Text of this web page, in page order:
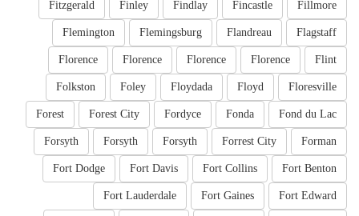
Fillmore
Fincastle
Findlay
Finley
Fitzgerald
Flagstaff
Flandreau
Flemingsburg
Flemington
Flint
Florence
Florence
Florence
Florence
Floresville
Floyd
Floydada
Foley
Folkston
Fond du Lac
Fonda
Fordyce
Forest City
Forest
Forman
Forrest City
Forsyth
Forsyth
Forsyth
Fort Benton
Fort Collins
Fort Davis
Fort Dodge
Fort Edward
Fort Gaines
Fort Lauderdale